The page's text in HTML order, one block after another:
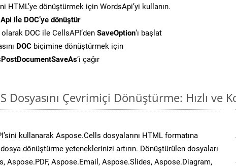
HTML’ye dönüştürmek için WordsApi’yi kullanın.
ile DOC’ye dönüştür
DOC ile CellsAPI’den SaveOption‘ı başlat
DOC biçimine dönüştürmek için
‘i çağır
Dosyasını Çevrimiçi Dönüştürme: Hızlı ve
kullanarak Aspose.Cells dosyalarını HTML formatına
dönüştürme yeteneklerinizi artırın. Dönüştürülen dosyaları
Aspose.PDF, Aspose.Email, Aspose.Slides, Aspose.Diagram,